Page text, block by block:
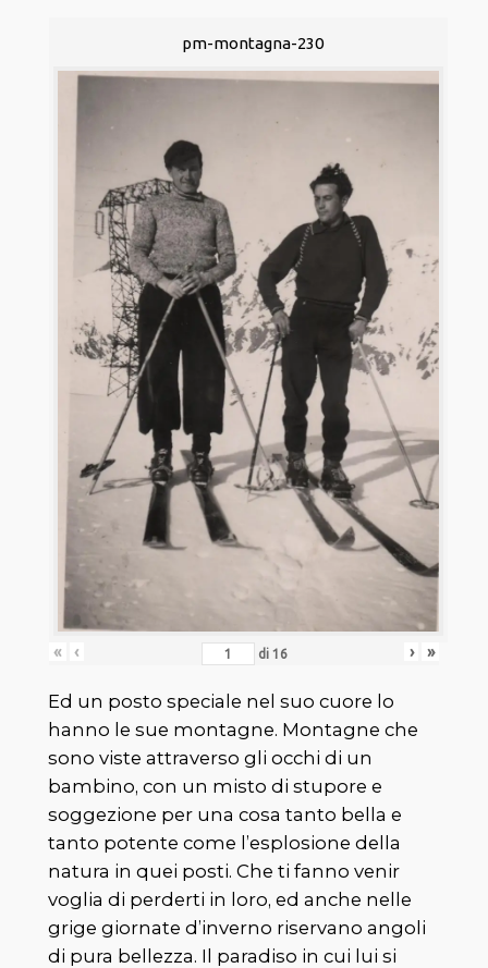
pm-montagna-230
« ‹ di 16 › »
Ed un posto speciale nel suo cuore lo
hanno le sue montagne. Montagne che
sono viste attraverso gli occhi di un
bambino, con un misto di stupore e
soggezione per una cosa tanto bella e
tanto potente come l’esplosione della
natura in quei posti. Che ti fanno venir
voglia di perderti in loro, ed anche nelle
grige giornate d’inverno riservano angoli
di pura bellezza. Il paradiso in cui lui si